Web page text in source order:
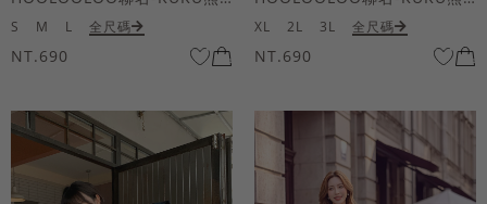
S M L 全尺碼
NT.690
XL 2L 3L 全尺碼
NT.690